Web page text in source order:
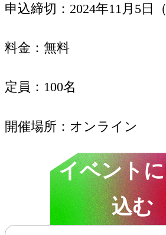
申込締切 2024年11月5日
料金 無料
定員 100名
開催場所 オンライン
イベント
込む